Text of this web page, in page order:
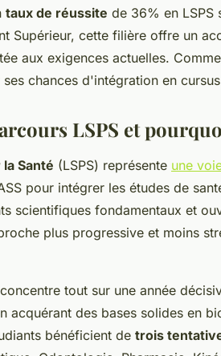
taux de réussite de 36% en LSPS
Supérieur, cette filière offre un
aux exigences actuelles.
chances d'intégration en
LSPS et
Santé (LSPS) représente une
pour intégrer les études de
scientifiques fondamentaux et
plus progressive et moins
tout sur une année
acquérant des bases solides en
bénéficient de trois